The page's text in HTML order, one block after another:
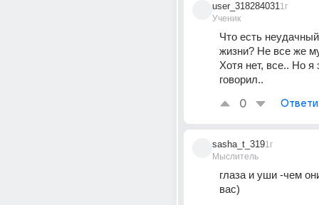
user_318284031
Ученик
1г
Что есть
жизни? Не все же
Хотя нет, все.. Но я
говорил..
0
sasha_t_319
Мыслитель
1г
глаза и уши -чем
вас)